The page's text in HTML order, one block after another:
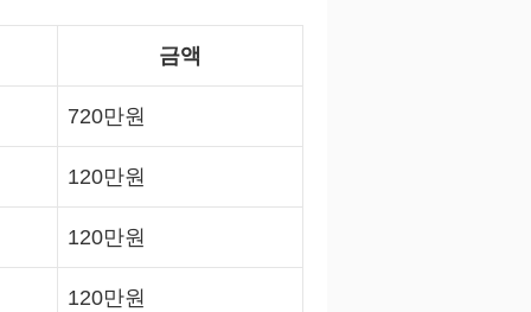
금액
720만원
120만원
120만원
120만원